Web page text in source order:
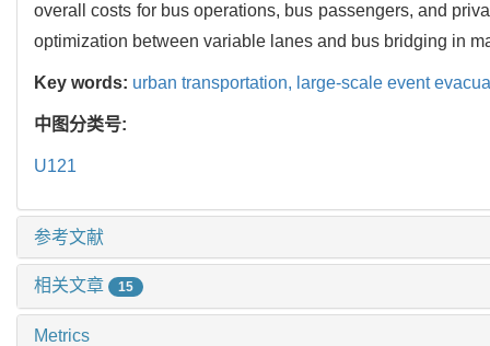
overall costs for bus operations, bus passengers, and
optimization between variable lanes and bus bridging in
Key words: urban transportation, large-scale event
中图分类号:
U121
参考文献
相关文章 15
Metrics